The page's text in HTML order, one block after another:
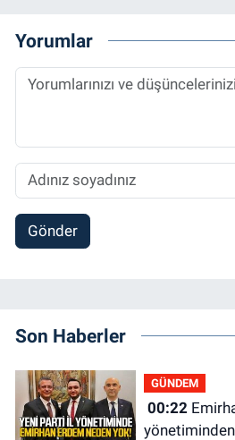
Yorumlar
Gönder
Son Haberler
GÜNDEM
00:22Emirhan Erdem YENİ Parti İl